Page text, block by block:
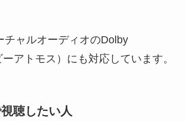
チャルオーディオのDolby
アトモス）にも対応しています。
聴したい人